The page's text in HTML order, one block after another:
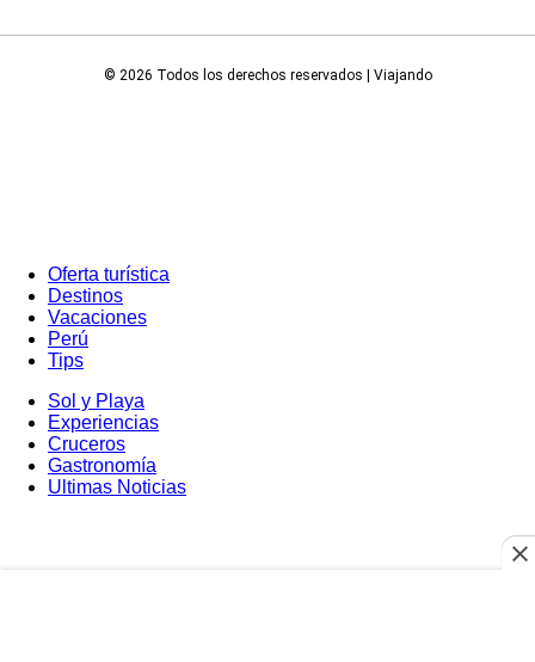
© 2026 Todos los derechos reservados | Viajando
Oferta turística
Destinos
Vacaciones
Perú
Tips
Sol y Playa
Experiencias
Cruceros
Gastronomía
Ultimas Noticias